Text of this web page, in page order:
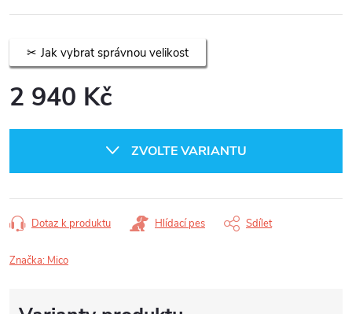
Jak vybrat správnou velikost
2 940 Kč
ZVOLTE VARIANTU
Dotaz k produktu Hlídací pes Sdílet
Značka: Mico